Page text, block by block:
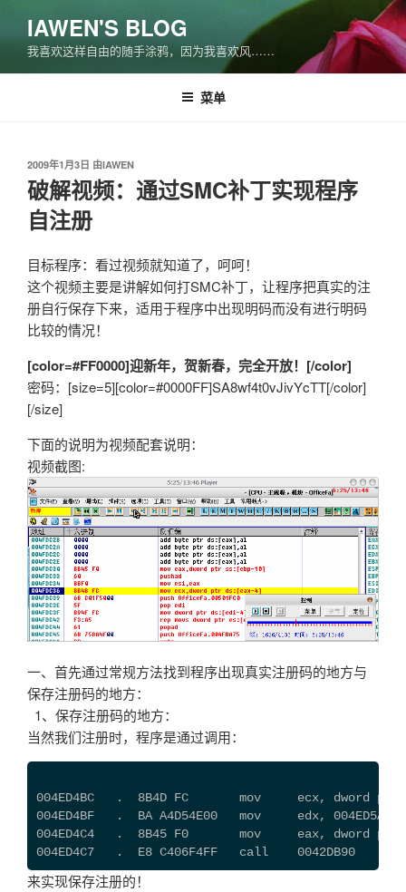
容
IAWEN'S BLOG
我喜欢这样自由的随手涂鸦，因为我喜欢风……
菜单
发
布
于
2009年1月3日 由IAWEN
破解视频：通过SMC补丁实现程序
自注册
目标程序：看过视频就知道了，呵呵！
这个视频主要是讲解如何打SMC补丁，让程序把真实的注
册自行保存下来，适用于程序中出现明码而没有进行明码
比较的情况！
[color=#FF0000]迎新年，贺新春，完全开放！[/color]
密码：[size=5][color=#0000FF]SA8wf4t0vJivYcTT[/color]
[/size]
下面的说明为视频配套说明：
视频截图:
一、首先通过常规方法找到程序出现真实注册码的地方与
保存注册码的地方：
1、保存注册码的地方：
当然我们注册时，程序是通过调用：
004ED4BC   .  8B4D FC       mov     ecx, dword ptr
004ED4BF   .  BA A4D54E00   mov     edx,
004ED4C4   .  8B45 F0       mov     eax, dword
004ED4C7   .  E8 C406F4FF   call    0042DB90
来实现保存注册的！